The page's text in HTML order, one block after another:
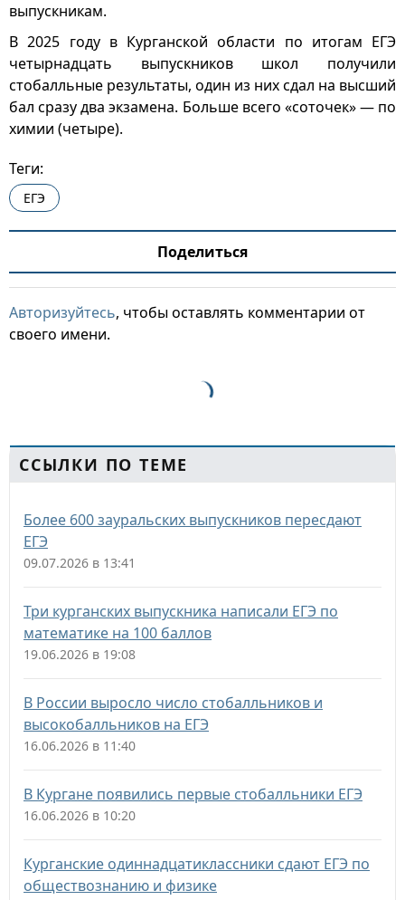
выпускникам.
В 2025 году в Курганской области по итогам ЕГЭ
четырнадцать выпускников школ получили
стобалльные результаты, один из них сдал на высший
бал сразу два экзамена. Больше всего «соточек» — по
химии (четыре).
Теги:
ЕГЭ
Поделиться
Авторизуйтесь, чтобы оставлять комментарии от
своего имени.
ССЫЛКИ ПО ТЕМЕ
Более 600 зауральских выпускников пересдают
ЕГЭ
09.07.2026 в 13:41
Три курганских выпускника написали ЕГЭ по
математике на 100 баллов
19.06.2026 в 19:08
В России выросло число стобалльников и
высокобалльников на ЕГЭ
16.06.2026 в 11:40
В Кургане появились первые стобалльники ЕГЭ
16.06.2026 в 10:20
Курганские одиннадцатиклассники сдают ЕГЭ по
обществознанию и физике